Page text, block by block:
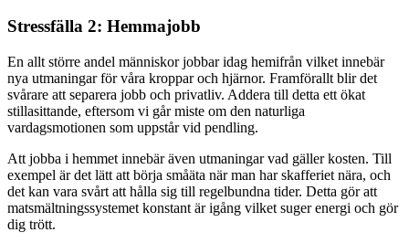
Stressfälla 2: Hemmajobb
En allt större andel människor jobbar idag hemifrån vilket innebär
nya utmaningar för våra kroppar och hjärnor. Framförallt blir det
svårare att separera jobb och privatliv. Addera till detta ett ökat
stillasittande, eftersom vi går miste om den naturliga
vardagsmotionen som uppstår vid pendling.
Att jobba i hemmet innebär även utmaningar vad gäller kosten. Till
exempel är det lätt att börja småäta när man har skafferiet nära, och
det kan vara svårt att hålla sig till regelbundna tider. Detta gör att
matsmältningssystemet konstant är igång vilket suger energi och gör
dig trött.